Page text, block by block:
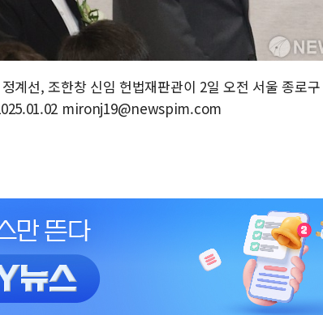
계선, 조한창 신임 헌법재판관이 2일 오전 서울 종로
mironj19@newspim.com